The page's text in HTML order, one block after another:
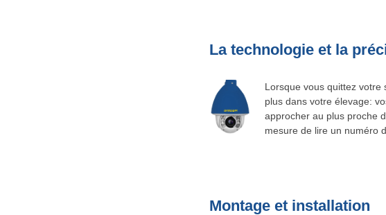
La technologie et la
Lorsque vous quittez
plus dans votre élevage:
approcher au plus proche
mesure de lire un numéro
Montage et installation